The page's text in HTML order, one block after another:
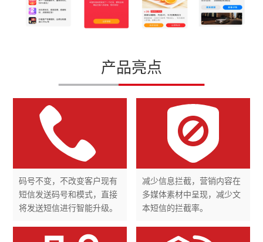
产品亮点
码号不变，不改变客户现有
短信发送码号和模式，直接
将发送短信进行智能升级。
减少信息拦截，营销内容在
多媒体素材中呈现，减少文
本短信的拦截率。